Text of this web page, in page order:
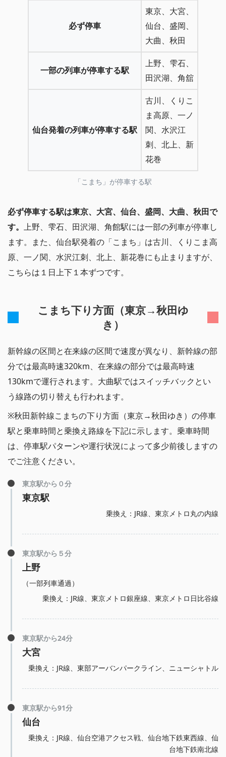
必ず停車
東京、大宮、
仙台、盛岡、
大曲、秋田
一部の列車が停車する駅
上野、雫石、
田沢湖、角舘
仙台発着の列車が停車する駅
古川、くりこ
ま高原、一ノ
関、水沢江
刺、北上、新
花巻
「こまち」が停車する駅
必ず停車する駅は東京、大宮、仙台、盛岡、大曲、秋田で
す。 上野、雫石、田沢湖、角館駅には一部の列車が停車し
ます。また、仙台駅発着の「こまち」は古川、くりこま高
原、一ノ関、水沢江刺、北上、新花巻にも止まりますが、
こちらは１日上下１本ずつです。
こまち下り方面（東京→秋田ゆ
き）
新幹線の区間と在来線の区間で速度が異なり、新幹線の部
分では最高時速320km、在来線の部分では最高時速
130kmで運行されます。大曲駅ではスイッチバックとい
う線路の切り替えも行われます。
※秋田新幹線こまちの下り方面（東京→秋田ゆき）の停車
駅と乗車時間と乗換え路線を下記に示します。乗車時間
は、停車駅パターンや運行状況によって多少前後しますの
でご注意ください。
東京駅から０分
東京駅
乗換え：JR線、東京メトロ丸の内線
東京駅から５分
上野
（一部列車通過）
乗換え：JR線、東京メトロ銀座線、東京メトロ日比谷線
東京駅から24分
大宮
乗換え：JR線、東部アーバンパークライン、ニューシャトル
東京駅から91分
仙台
乗換え：JR線、仙台空港アクセス戦、仙台地下鉄東西線、仙
台地下鉄南北線